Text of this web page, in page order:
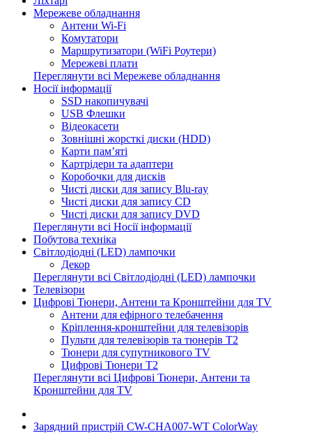
Мережеве обладнання
Антени Wi-Fi
Комутатори
Маршрутизатори (WiFi Роутери)
Мережеві плати
Переглянути всі Мережеве обладнання
Носії інформації
SSD накопичувачі
USB Флешки
Відеокасети
Зовнішні жорсткі диски (HDD)
Карти пам’яті
Картрідери та адаптери
Коробочки для дисків
Чисті диски для запису Blu-ray
Чисті диски для запису CD
Чисті диски для запису DVD
Переглянути всі Носії інформації
Побутова техніка
Світлодіодні (LED) лампочки
Декор
Переглянути всі Світлодіодні (LED) лампочки
Телевізори
Цифрові Тюнери, Антени та Кронштейни для TV
Антени для ефірного телебачення
Кріплення-кронштейни для телевізорів
Пульти для телевізорів та тюнерів T2
Тюнери для супутникового TV
Цифрові Тюнери T2
Переглянути всі Цифрові Тюнери, Антени та
Кронштейни для TV
Зарядний пристрій CW-CHA007-WT ColorWay